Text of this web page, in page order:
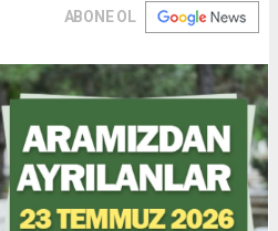
ABONE OL